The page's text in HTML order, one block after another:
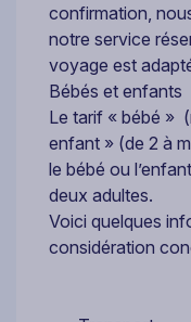
confirmation,
notre service
voyage est
Bébés et enfants
Le tarif « bébé »
enfant » (de 2 à
le bébé ou
deux adultes.
Voici quelques
considération